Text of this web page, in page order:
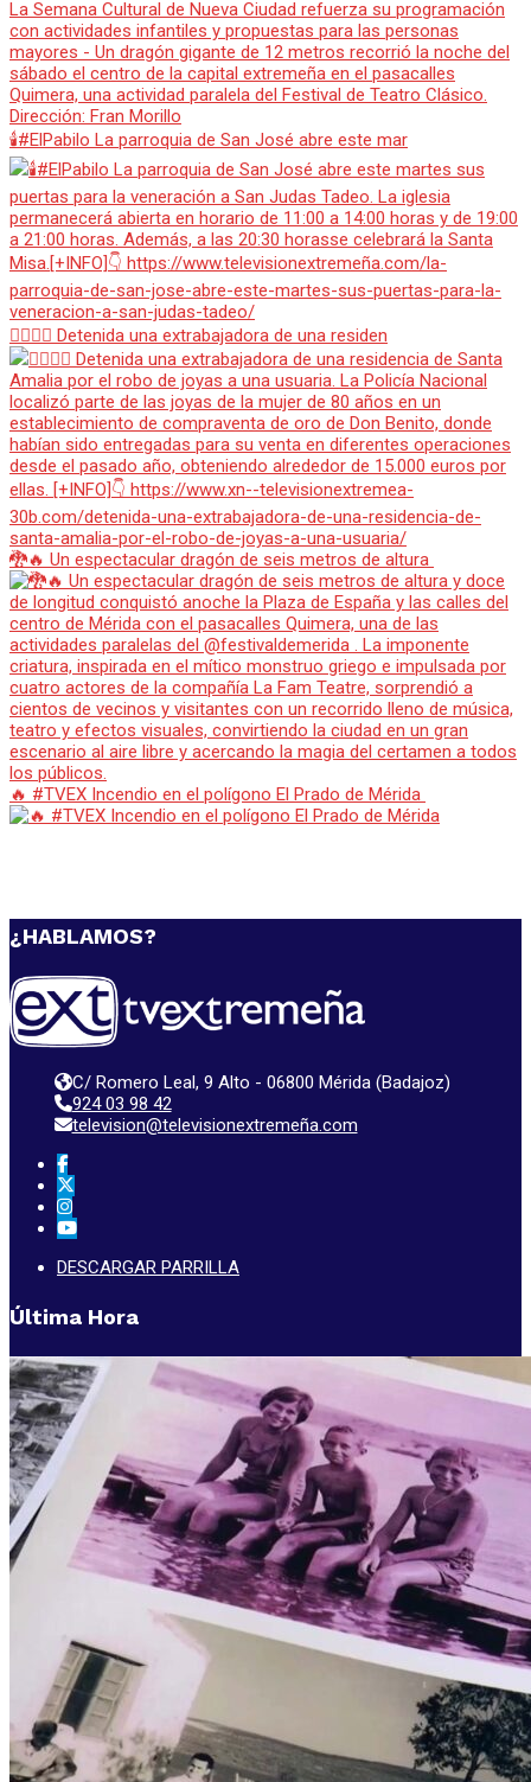
🕯️#ElPabilo La parroquia de San José abre este mar
👮‍♀️👮‍♂️ Detenida una extrabajadora de una residen
🐉🔥 Un espectacular dragón de seis metros de altura
🔥 #TVEX Incendio en el polígono El Prado de Mérida
¿HABLAMOS?
C/ Romero Leal, 9 Alto - 06800 Mérida (Badajoz)
924 03 98 42
television@televisionextremeña.com
DESCARGAR PARRILLA
Última Hora